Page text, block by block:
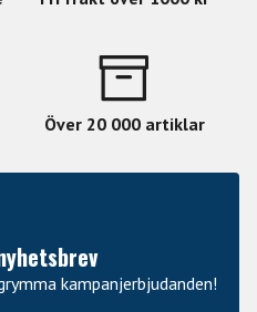
Över 20 000 artiklar
kampanjerbjudanden!